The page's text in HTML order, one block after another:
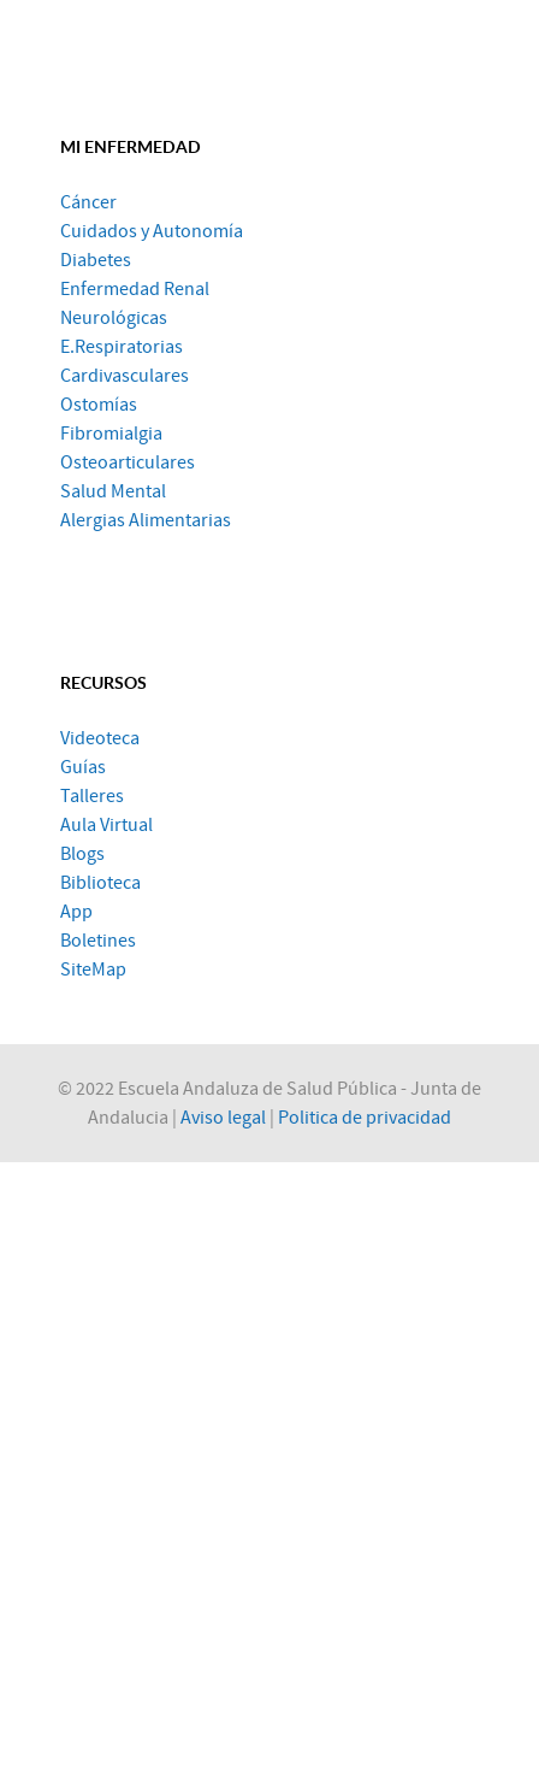
MI ENFERMEDAD
Cáncer
Cuidados y Autonomía
Diabetes
Enfermedad Renal
Neurológicas
E.Respiratorias
Cardivasculares
Ostomías
Fibromialgia
Osteoarticulares
Salud Mental
Alergias Alimentarias
RECURSOS
Videoteca
Guías
Talleres
Aula Virtual
Blogs
Biblioteca
App
Boletines
SiteMap
© 2022 Escuela Andaluza de Salud Pública - Junta de
Andalucia | Aviso legal | Politica de privacidad